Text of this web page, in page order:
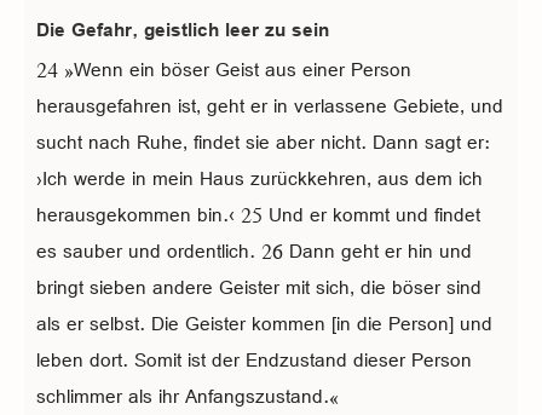
Die Gefahr, geistlich leer zu sein
24 »Wenn ein böser Geist aus einer Person
herausgefahren ist, geht er in verlassene Gebiete, und
sucht nach Ruhe, findet sie aber nicht. Dann sagt er:
›Ich werde in mein Haus zurückkehren, aus dem ich
herausgekommen bin.‹ 25 Und er kommt und findet
es sauber und ordentlich. 26 Dann geht er hin und
bringt sieben andere Geister mit sich, die böser sind
als er selbst. Die Geister kommen [in die Person] und
leben dort. Somit ist der Endzustand dieser Person
schlimmer als ihr Anfangszustand.«